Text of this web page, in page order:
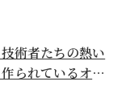
術者たちの熱い
られているオー